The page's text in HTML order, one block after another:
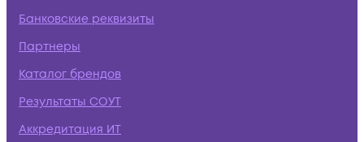
Банковские реквизиты
Партнеры
Каталог брендов
Результаты СОУТ
Аккредитация ИТ